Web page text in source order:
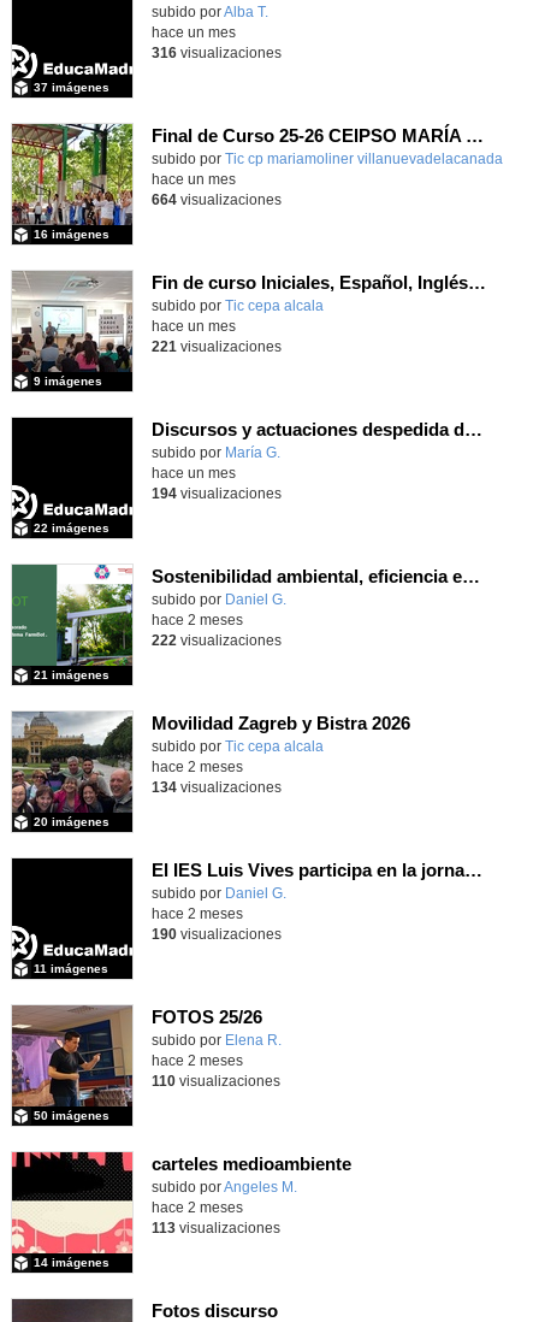
subido porAlba T.
37 imágenes
hace un mes
316visualizaciones
Final de Curso 25-26 CEIPSO MARÍA MOLINER
subido por Tic cp mariamoliner villanuevadelacanada
16 imágenes
hace un mes
664visualizaciones
Fin de curso Iniciales, Español, Inglés, Informática y Patrimonio
subido por Tic cepa alcala
9 imágenes
hace un mes
221 visualizaciones
Discursos y actuaciones despedida de 4º
Contenido educativo.
subido por María G.
22 imágenes
hace un mes
194visualizaciones
Sostenibilidad ambiental, eficiencia energética y sistemas de producción inteligente para la industria 4.0
subido por Daniel G.
21 imágenes
hace 2 meses
222 visualizaciones
Movilidad Zagreb y Bistra 2026
subido por Tic cepa alcala
20 imágenes
hace 2 meses
134visualizaciones
El IES Luis Vives participa en la jornada de trabajo sobre mecanizado CNC e Industria 4.0
subido por Daniel G.
11 imágenes
hace 2 meses
190visualizaciones
FOTOS 25/26
Contenido educativo.
subido por Elena R.
50 imágenes
hace 2 meses
110visualizaciones
carteles medioambiente
Contenido educativo.
subido porAngeles M.
14 imágenes
hace 2 meses
113visualizaciones
Fotos discurso